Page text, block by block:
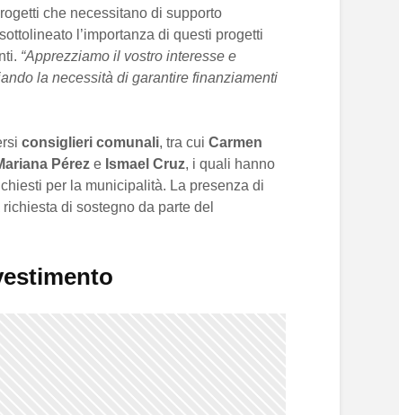
che necessitano di supporto
l’importanza di questi progetti
“Apprezziamo il vostro interesse e
la necessità di garantire finanziamenti
consiglieri comunali, tra cui Carmen
Pérez e Ismael Cruz, i quali hanno
per la municipalità. La presenza di
di sostegno da parte del